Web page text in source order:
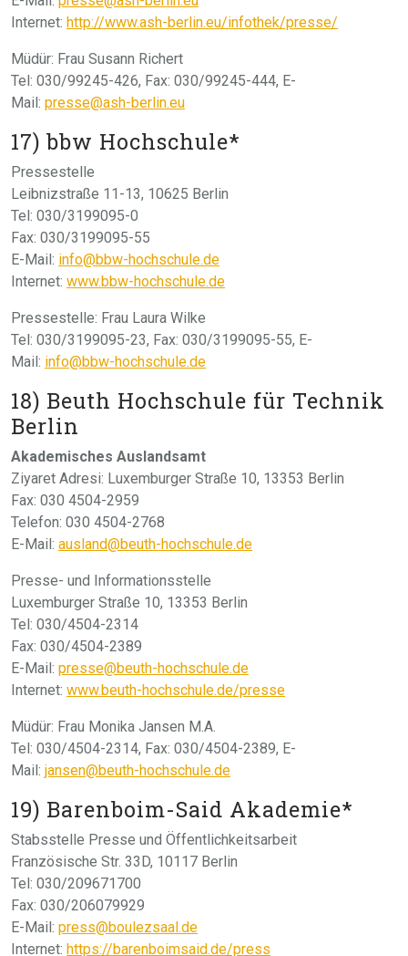
Internet: http://www.ash-berlin.eu/infothek/presse/
Müdür: Frau Susann Richert
Tel: 030/99245-426, Fax: 030/99245-444, E-
Mail: presse@ash-berlin.eu
17) bbw Hochschule*
Pressestelle
Leibnizstraße 11-13, 10625 Berlin
Tel: 030/3199095-0
Fax: 030/3199095-55
E-Mail: info@bbw-hochschule.de
Internet: www.bbw-hochschule.de
Pressestelle: Frau Laura Wilke
Tel: 030/3199095-23, Fax: 030/3199095-55, E-
Mail: info@bbw-hochschule.de
18) Beuth Hochschule für Technik
Berlin
Akademisches Auslandsamt
Ziyaret Adresi: Luxemburger Straße 10, 13353 Berlin
Fax: 030 4504-2959
Telefon: 030 4504-2768
E-Mail: ausland@beuth-hochschule.de
Presse- und Informationsstelle
Luxemburger Straße 10, 13353 Berlin
Tel: 030/4504-2314
Fax: 030/4504-2389
E-Mail: presse@beuth-hochschule.de
Internet: www.beuth-hochschule.de/presse
Müdür: Frau Monika Jansen M.A.
Tel: 030/4504-2314, Fax: 030/4504-2389, E-
Mail: jansen@beuth-hochschule.de
19) Barenboim-Said Akademie*
Stabsstelle Presse und Öffentlichkeitsarbeit
Französische Str. 33D, 10117 Berlin
Tel: 030/209671700
Fax: 030/206079929
E-Mail: press@boulezsaal.de
Internet: https://barenboimsaid.de/press